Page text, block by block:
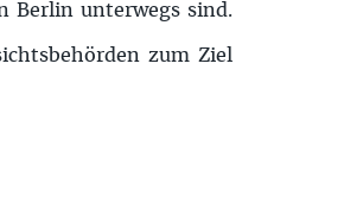
Berlin unterwegs sind.
zum Ziel